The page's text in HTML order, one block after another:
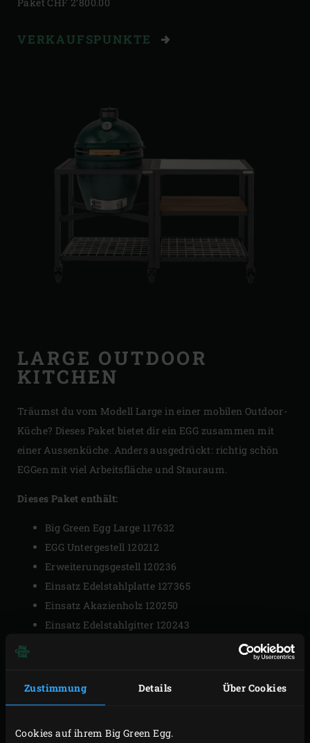
Zustimmung Details Über Cookies
Cookies auf ihrem Big Green Egg.
VERKAUFSPUNKTE
LARGE OUTDOOR
KITCHEN
Träumst du vom Modell Large in einer mobilen Outdoor-
Küche? Dieses Paket bietet dir ein EGG zusammen mit
einer Aussenküche. Anders ausgedrückt: richtig schön
EGGen mit viel Arbeitsfläche und Stauraum.
Dieses Paket enthält:
Big Green Egg Large 117632
EGG Untergestell 120212
Erweiterungsgestell 120236
Einsatz Edelstahlplatte 127365
Einsatz Akazienholz 120250
Einsatz Edelstahlgitter 120243